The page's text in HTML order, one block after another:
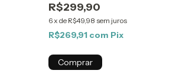
R$299,90
6x de R$49,98 sem juros
R$269,91 com Pix
Comprar